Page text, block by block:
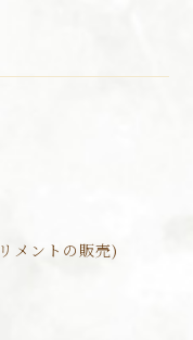
メントの販売)